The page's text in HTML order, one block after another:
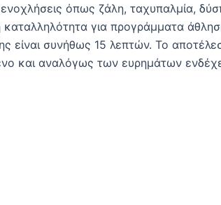
όπως ζάλη, ταχυπαλμία,
καταλληλότητα για προγράμματα
είναι συνήθως 15 λεπτών. Το
και αναλόγως των ευρημάτων